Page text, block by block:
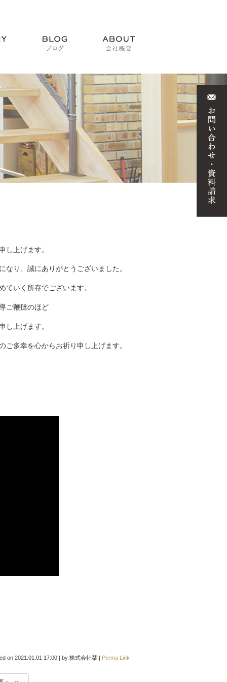
し上げます。
なり、誠にありがとうございました。
ていく所存でございます。
ご鞭撻のほど
し上げます。
ご多幸を心からお祈り申し上げます。
on 2021.01.01 17:00 | by 株式会社栞 | Perma Link